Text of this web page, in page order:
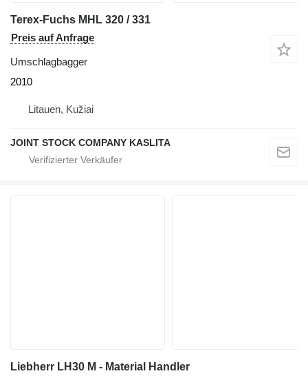
Terex-Fuchs MHL 320 / 331
Preis auf Anfrage
Umschlagbagger
2010
Litauen, Kužiai
JOINT STOCK COMPANY KASLITA
Liebherr LH30 M - Material Handler